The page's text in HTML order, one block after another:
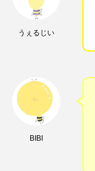
うぇるじい
BIBI